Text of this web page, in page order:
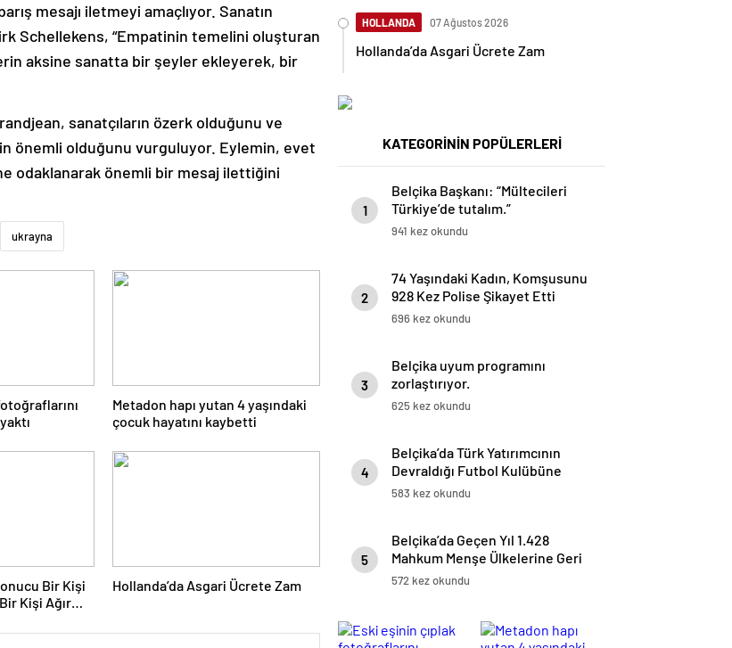
mesajı iletmeyi amaçlıyor. Sanatın
Schellekens, “Empatinin temelini oluşturan
aksine sanatta bir şeyler ekleyerek, bir
sanatçıların özerk olduğunu ve
önemli olduğunu vurguluyor. Eylemin, evet
odaklanarak önemli bir mesaj ilettiğini
ukrayna
Metadon hapı yutan 4 yaşındaki
çocuk hayatını kaybetti
Bir Kişi
Kişi Ağır
Hollanda’da Asgari Ücrete Zam
HOLLANDA 07 Ağustos 2026
Hollanda’da Asgari Ücrete Zam
KATEGORİNİN POPÜLERLERİ
1
Belçika Başkanı: “Mültecileri
Türkiye’de tutalım.”
941 kez okundu
2
74 Yaşındaki Kadın, Komşusunu
928 Kez Polise Şikayet Etti
696 kez okundu
3
Belçika uyum programını
zorlaştırıyor.
625 kez okundu
4
Belçika’da Türk Yatırımcının
Devraldığı Futbol Kulübüne
Polis Baskını
583 kez okundu
5
Belçika’da Geçen Yıl 1.428
Mahkum Menşe Ülkelerine Geri
Gönderildi
572 kez okundu